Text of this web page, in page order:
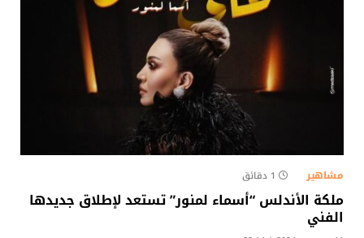
مشاهير 1 دقائق
ملكة الأندلس “أسماء لمنور” تستعد لإطلاق جديدها
الفني